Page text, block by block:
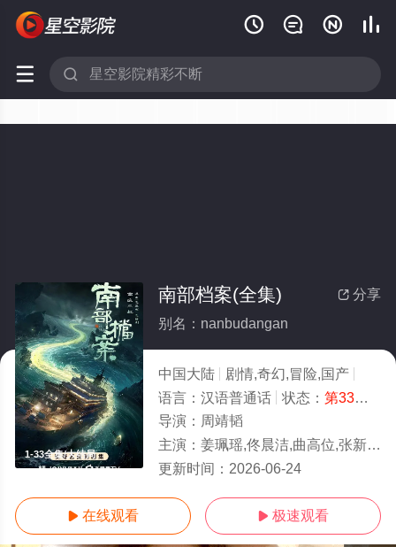
   
 
1-33全集/大结局
 分享
南部档案(全集)
别名：nanbudangan
中国大陆 剧情,奇幻,冒险,国产
语言： 汉语普通话 状态： 第33集已完结
导演： 周靖韬
主演： 姜珮瑶,佟晨洁,曲高位,张新成,丁禹兮,季肖冰,寇振海,李欢,韩栋,富大龙,姜卓君,刘令姿,徐振轩,张宸逍,程相,屠显智
更新时间： 2026-06-24
 在线观看  极速观看